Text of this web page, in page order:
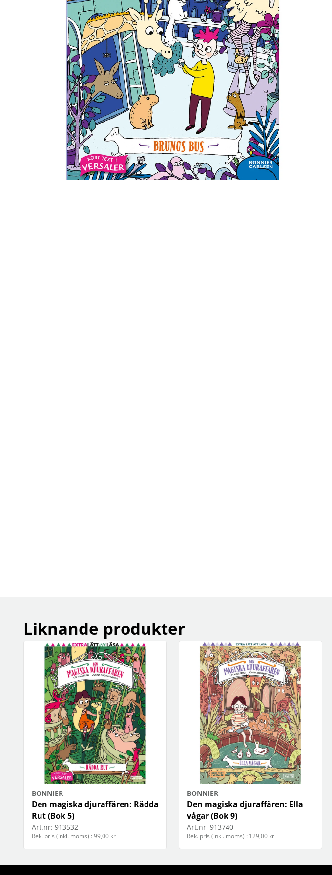
Se fler...
Se fler...
LAGRINGSMEDIA
förvaring och märkning
LEKSAKER & SPEL
leksaker
pussel
spel
LJUD
förstärkare och delning
högtalare
högtalartillbehör
kablar och adaptrar
ljud för bil
Se fler...
SPORT OCH FRITID
radioapparater
SURF- OCH LÄSPLATTOR
hållare
musik och multimedia
skärmskydd
stylus-pennor
väskor
TÄCKNINGSUTRUSTNING
kablar & adaptrar
mätutrustning
passiva komponenter
signalförstärkare
tillbehör
Liknande produkter
BONNIER
Den magiska djuraffären: Rädda
Rut (Bok 5)
Art.nr: 913532
Rek. pris (inkl. moms) : 99,00 kr
BONNIER
Den magiska djuraffären: Ella
vågar (Bok 9)
Art.nr: 913740
Rek. pris (inkl. moms) : 129,00 kr